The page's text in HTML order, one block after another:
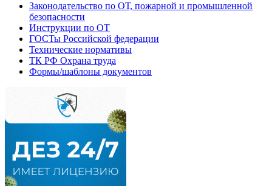
Законодательство по ОТ, пожарной и промышленной
безопасности
Инструкции по ОТ
ГОСТы Российской федерации
Технические нормативы
ТК РФ Охрана труда
Формы/шаблоны документов